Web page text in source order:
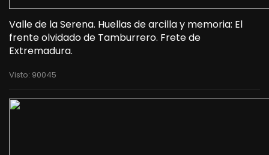
Valle de la Serena. Huellas de arcilla y memoria: El
frente olvidado de Tamburrero. Frete de
Extremadura.
Visto: 90045